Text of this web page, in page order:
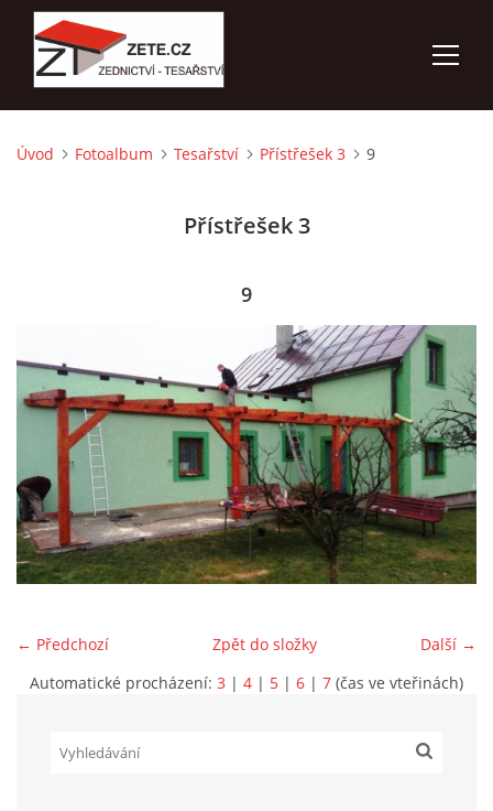
ÚVOD
KONTAKTY
3D VIZUALIZACE
Marek Petruželka
Studýnka 131
Hronov
+420 731561027
zete@zete.cz
www.zete.cz | Nahoru ↑
Úvod Fotoalbum Tesařství Přístřešek 3 9
Přístřešek 3
9
← Předchozí Další →
Zpět do složky
Automatické procházení: 3 | 4 | 5 | 6 | 7 (čas ve vteřinách)